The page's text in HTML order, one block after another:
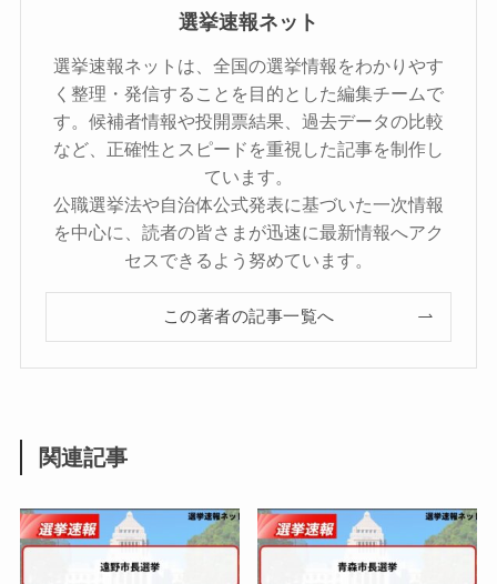
選挙速報ネット
選挙速報ネットは、全国の選挙情報をわかりやす
く整理・発信することを目的とした編集チームで
す。候補者情報や投開票結果、過去データの比較
など、正確性とスピードを重視した記事を制作し
ています。
公職選挙法や自治体公式発表に基づいた一次情報
を中心に、読者の皆さまが迅速に最新情報へアク
セスできるよう努めています。
この著者の記事一覧へ
関連記事